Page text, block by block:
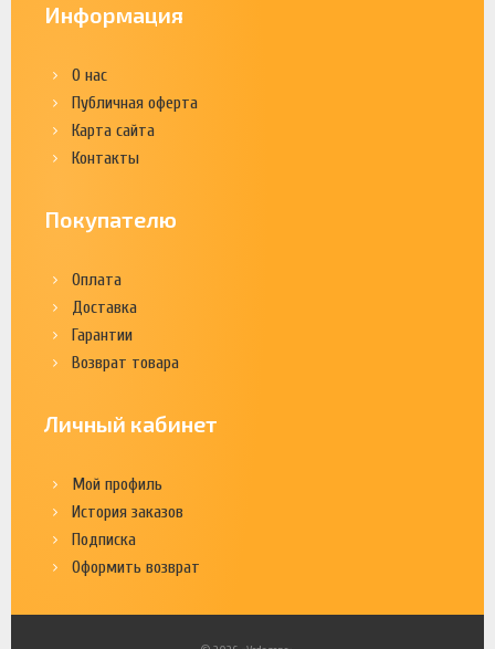
Информация
О нас
Публичная оферта
Карта сайта
Контакты
Покупателю
Оплата
Доставка
Гарантии
Возврат товара
Личный кабинет
Мой профиль
История заказов
Подписка
Оформить возврат